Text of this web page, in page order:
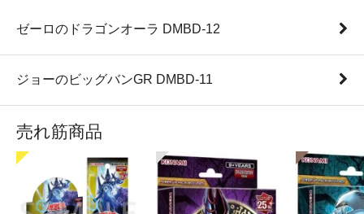
ゼーロのドラゴンオーラ DMBD-12
ジョーのビッグバンGR DMBD-11
売れ筋商品